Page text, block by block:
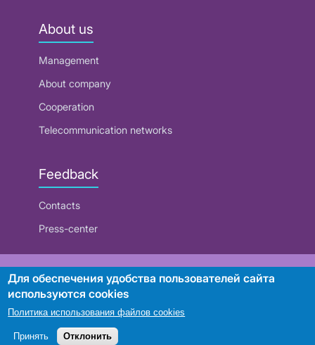
About us
Management
About company
Cooperation
Telecommunication networks
Feedback
Contacts
Press-center
RUE "Beltelecom"
Search
Для обеспечения удобства пользователей сайта
используются cookies
Политика использования файлов cookies
Принять Отклонить